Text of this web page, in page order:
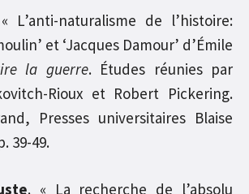
L’anti-naturalisme de l’histoire:
et ‘Jacques Damour’ d’Émile
la guerre. Études réunies par
Rioux et Robert Pickering.
Presses universitaires Blaise
39-49.
. « La recherche de l’absolu